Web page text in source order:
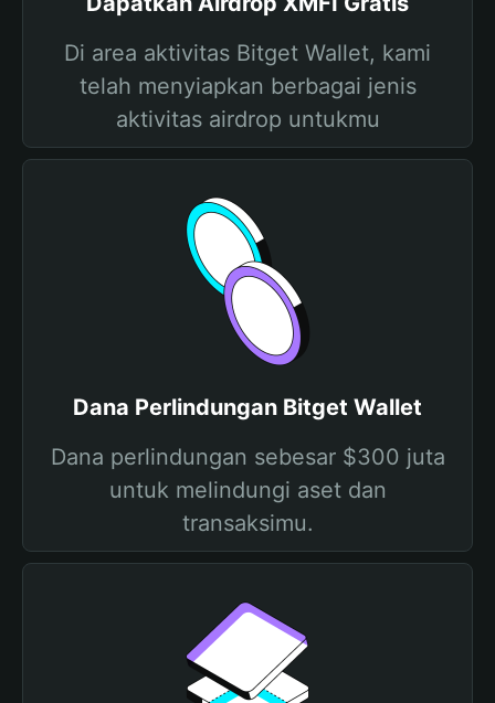
Di area aktivitas Bitget Wallet, kami
telah menyiapkan berbagai jenis
aktivitas airdrop untukmu
Dana Perlindungan Bitget Wallet
Dana perlindungan sebesar $300 juta
untuk melindungi aset dan
transaksimu.